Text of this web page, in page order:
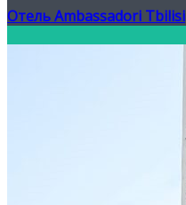
Отель Ambassadori Tbilisi